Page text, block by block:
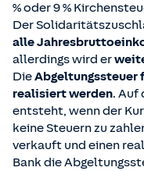
% oder 9 %
Der
alle
allerdings wird er
DieAbgeltungssteuer
realisiert werden. Auf
entsteht, wenn der
keine Steuern zu
verkauft und einen
Bank die